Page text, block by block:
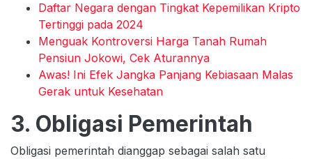
Daftar Negara dengan Tingkat Kepemilikan Kripto
Tertinggi pada 2024
Menguak Kontroversi Harga Tanah Rumah
Pensiun Jokowi, Cek Aturannya
Awas! Ini Efek Jangka Panjang Kebiasaan Malas
Gerak untuk Kesehatan
3. Obligasi Pemerintah
Obligasi pemerintah dianggap sebagai salah satu